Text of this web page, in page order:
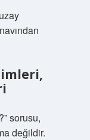
sorusu,
değildir.